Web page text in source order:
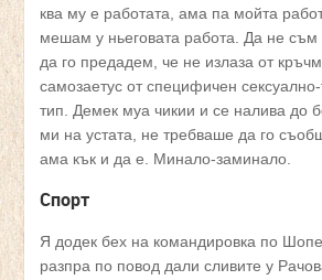
ква му е работата, ама па мойта
мешам у ньеговата работа. Да не съм
да го предадем, че не излаза от
самозаетус от специфичен сексуално-
тип. Демек муа чикии и се налива до
ми на устата, не требваше да го
ама кък и да е. Минало-заминало.
Спорт
Я додек бех на командировка по
разпра по повод дали сливите у